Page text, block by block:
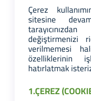
Çerez
sitesine
değiştirmenizi
verilmemesi
özelliklerinin
hatırlatmak
1.ÇEREZ